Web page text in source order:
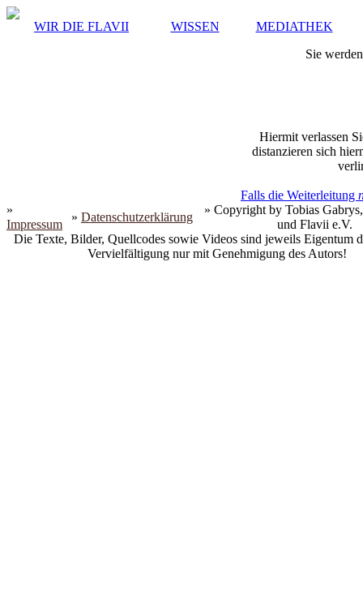
WIR DIE FLAVII WISSEN
MEDIATHEK
Sie
Hiermit verlassen
distanzieren sich
Falls die Weiterleitung
»
Impressum
» Datenschutzerklärung
» Copyright by Tobias
und Flavii e.V.
Die Texte, Bilder, Quellcodes sowie Videos sind jeweils Eigentum
Vervielfältigung nur mit Genehmigung des Autors!